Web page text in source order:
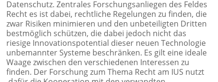
Datenschutz. Zentrales Forschungsanliegen des Feldes
Recht es ist dabei, rechtliche Regelungen zu finden, die
zwar Risiken minimieren und den unbeteiligten Dritten
bestmöglich schützen, die dabei jedoch nicht das
riesige Innovationspotential dieser neuen Technologie
unbemannter Systeme beschränken. Es gilt eine ideale
Waage zwischen den verschiedenen Interessen zu
finden. Der Forschung zum Thema Recht am IUS nutzt